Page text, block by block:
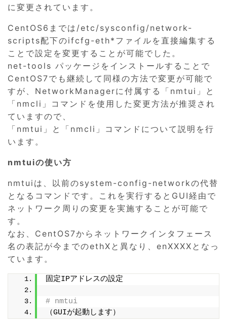
に変更されています。
CentOS6までは/etc/sysconfig/network-
scripts配下のifcfg-eth*ファイルを直接編集する
ことで設定を変更することが可能でした。
net-tools パッケージをインストールすることで
CentOS7でも継続して同様の方法で変更が可能で
すが、NetworkManagerに付属する「nmtui」と
「nmcli」コマンドを使用した変更方法が推奨され
ていますので、
「nmtui」と「nmcli」コマンドについて説明を行
います。
nmtuiの使い方
nmtuiは、以前のsystem-config-networkの代替
となるコマンドです。これを実行するとGUI経由で
ネットワーク周りの変更を実施することが可能で
す。
なお、CentOS7からネットワークインタフェース
名の表記が今までのethXと異なり、enXXXXとなっ
ています。
固定IPアドレスの設定
# nmtui
（GUIが起動します）